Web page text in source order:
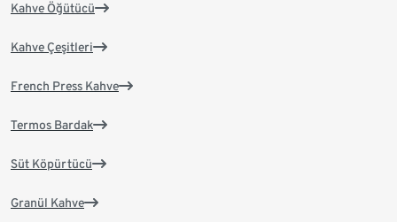
Kahve Öğütücü
Kahve Çeşitleri
French Press Kahve
Termos Bardak
Süt Köpürtücü
Granül Kahve